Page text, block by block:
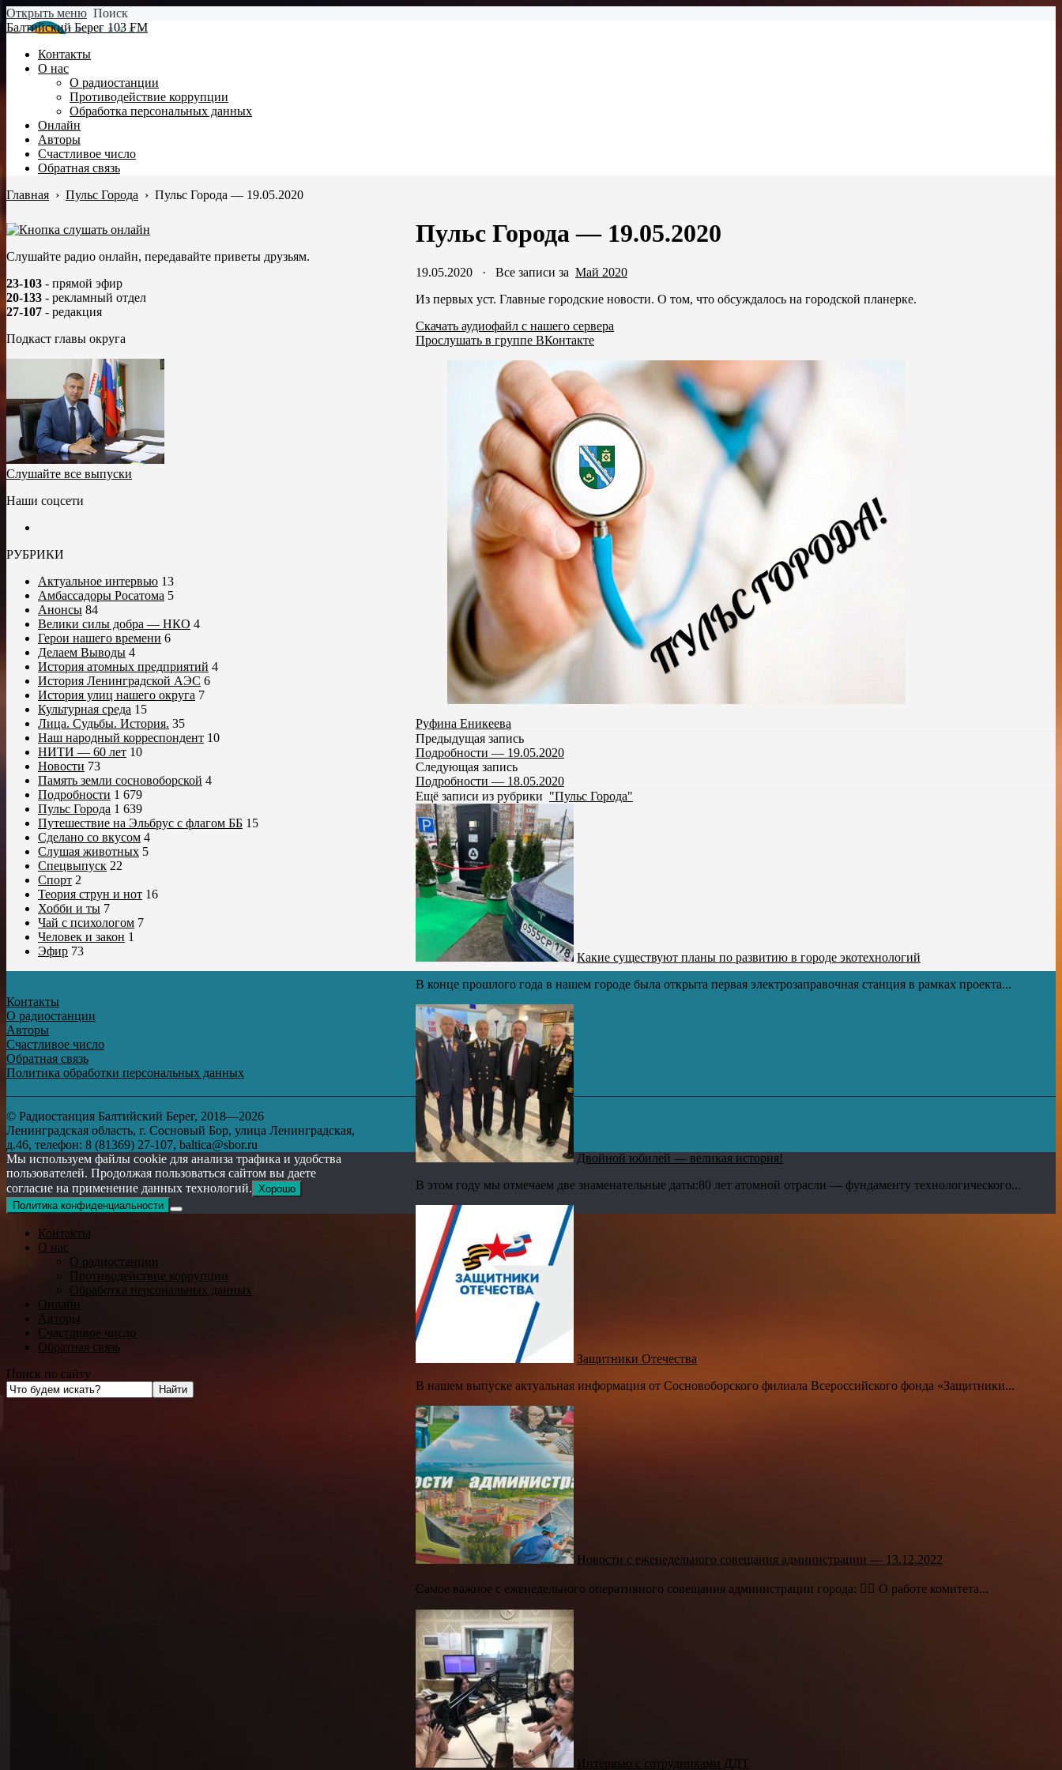
Открыть меню Поиск
Балтийский Берег 103 FM
Контакты
О нас
О радиостанции
Противодействие коррупции
Обработка персональных данных
Онлайн
Авторы
Счастливое число
Обратная связь
Главная › Пульс Города › Пульс Города — 19.05.2020
Пульс Города — 19.05.2020
19.05.2020 · Все записи за Май 2020
Из первых уст. Главные городские новости. О том, что обсуждалось на городской планерке.
Скачать аудиофайл с нашего сервера
Прослушать в группе ВКонтакте
Руфина Еникеева
Предыдущая запись
Подробности — 19.05.2020
Следующая запись
Подробности — 18.05.2020
Ещё записи из рубрики "Пульс Города"
Какие существуют планы по развитию в городе экотехнологий
В конце прошлого года в нашем городе была открыта первая электрозаправочная станция в рамках проекта...
Двойной юбилей — великая история!
В этом году мы отмечаем две знаменательные даты:80 лет атомной отрасли — фундаменту технологического...
Защитники Отечества
В нашем выпуске актуальная информация от Сосновоборского филиала Всероссийского фонда «Защитники...
Новости с еженедельного совещания администрации — 13.12.2022
Самое важное с еженедельного оперативного совещания администрации города: 👉🏻 О работе комитета...
Интервью с сотрудниками ДДТ
Слушайте радио онлайн, передавайте приветы друзьям.
23-103 - прямой эфир
20-133 - рекламный отдел
27-107 - редакция
Подкаст главы округа
Слушайте все выпуски
Наши соцсети
РУБРИКИ
Актуальное интервью 13
Амбассадоры Росатома 5
Анонсы 84
Велики силы добра — НКО 4
Герои нашего времени 6
Делаем Выводы 4
История атомных предприятий 4
История Ленинградской АЭС 6
История улиц нашего округа 7
Культурная среда 15
Лица. Судьбы. История. 35
Наш народный корреспондент 10
НИТИ — 60 лет 10
Новости 73
Память земли сосновоборской 4
Подробности 1 679
Пульс Города 1 639
Путешествие на Эльбрус с флагом ББ 15
Сделано со вкусом 4
Слушая животных 5
Спецвыпуск 22
Спорт 2
Теория струн и нот 16
Хобби и ты 7
Чай с психологом 7
Человек и закон 1
Эфир 73
Контакты
О радиостанции
Авторы
Счастливое число
Обратная связь
Политика обработки персональных данных
© Радиостанция Балтийский Берег, 2018—2026
Ленинградская область, г. Сосновый Бор, улица Ленинградская,
д.46, телефон: 8 (81369) 27-107, baltica@sbor.ru
Мы используем файлы cookie для анализа трафика и удобства
пользователей. Продолжая пользоваться сайтом вы даете
согласие на применение данных технологий. Хорошо
Политика конфиденциальности
Контакты
О нас
О радиостанции
Противодействие коррупции
Обработка персональных данных
Онлайн
Авторы
Счастливое число
Обратная связь
Поиск по сайту